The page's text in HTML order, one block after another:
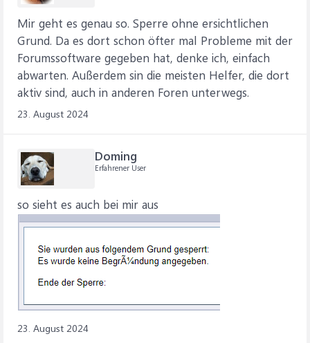
Mir geht es genau so. Sperre ohne ersichtlichen
Grund. Da es dort schon öfter mal Probleme mit der
Forumssoftware gegeben hat, denke ich, einfach
abwarten. Außerdem sin die meisten Helfer, die dort
aktiv sind, auch in anderen Foren unterwegs.
23. August 2024
Doming
Erfahrener User
so sieht es auch bei mir aus
23. August 2024